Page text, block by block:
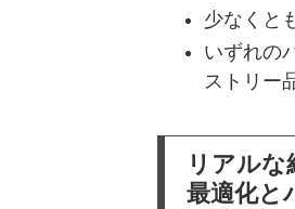
少なくと
いずれの
ストリー
リアルな
最適化と